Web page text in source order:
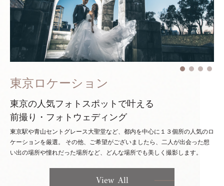
東京ロケーション
東京の人気フォトスポットで叶える
前撮り・フォトウェディング
東京駅や青山セントグレース大聖堂など、都内を中心に１３個所の人気のロ
ケーションを厳選。 その他、ご希望がございましたら、二人が出会った想
い出の場所や憧れだった場所など、どんな場所でも美しく撮影します。
View All